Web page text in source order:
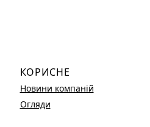
КОРИСНЕ
Новини компаній
Огляди